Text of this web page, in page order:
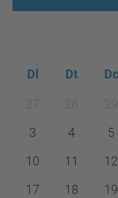
Dl Dt Dc
27 28 29
3
4 5
10
11 12
17
18 19